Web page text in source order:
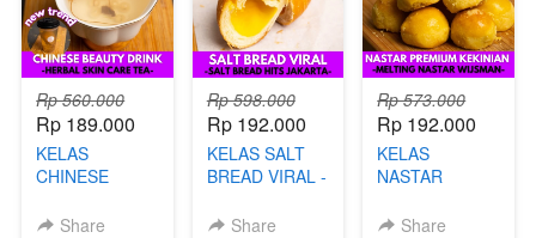
Rp 560.000
Rp 189.000
KELAS
CHINESE
- HERBAL SKIN
Share
Rp 598.000
Rp 192.000
KELAS SALT
BREAD VIRAL -
HITS JAKARTA
Share
Rp 573.000
Rp 192.000
KELAS
NASTAR
KEKINIAN -
Share